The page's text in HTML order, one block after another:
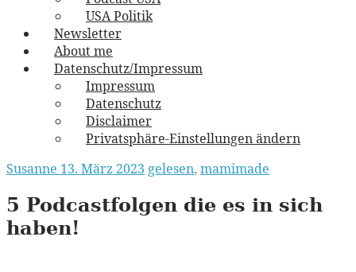
USA Politik
Newsletter
About me
Datenschutz/Impressum
Impressum
Datenschutz
Disclaimer
Privatsphäre-Einstellungen ändern
Susanne 13. März 2023 gelesen, mamimade
5 Podcastfolgen die es in sich
haben!